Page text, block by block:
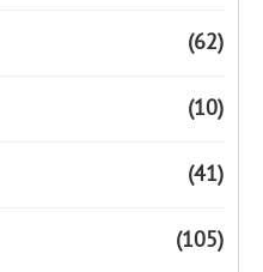
(62)
(10)
(41)
(105)